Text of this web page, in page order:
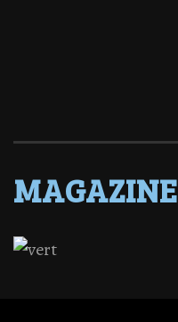
MAGAZINE